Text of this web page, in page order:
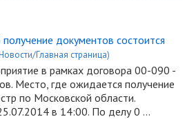
документов состоится
Главная страница)
в рамках договора 00-090 -
Место, где ожидается получение
по Московской области.
в 14:00. По делу 0 …